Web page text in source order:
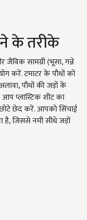
के तरीके
सामग्री (भूसा, गन्ने
करें. टमाटर के पौधों को
पौधों की जड़ों के
प्लास्टिक शीट का
छेद करें. आपको सिंचाई
है, जिससे नमी सीधे जड़ों